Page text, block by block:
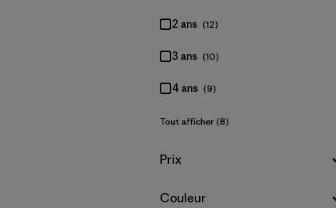
2 ans (12)
3 ans (10)
4 ans (9)
Tout afficher (8)
Filtrer par
Prix
Filtrer par
Couleur